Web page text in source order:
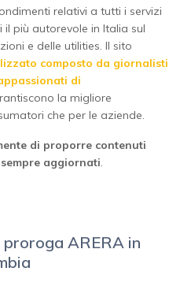
relativi a tutti i servizi
più autorevole in Italia sul
e delle utilities. Il sito
composto da giornalisti
di
la migliore
che per le aziende.
di proporre contenuti
aggiornati.
ARERA in